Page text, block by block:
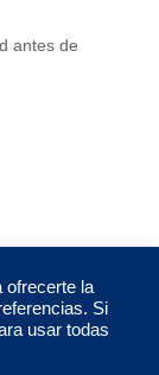
antes de
ofrecerte la
Si
usar todas